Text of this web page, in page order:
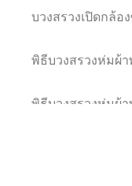
บวงสรวงเปิดกล้อ
พิธีบวงสรวงห่มผ้
พิธีบวงสรวงห่มผ้